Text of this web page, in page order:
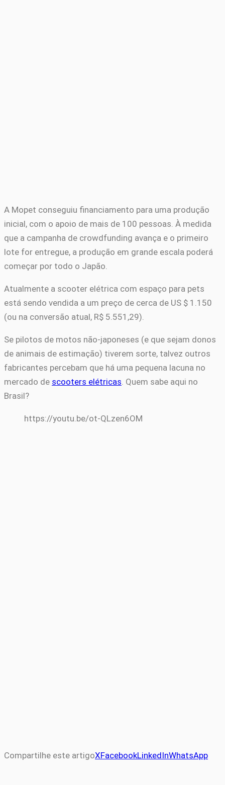
A Mopet conseguiu financiamento para uma produção
inicial, com o apoio de mais de 100 pessoas. À medida
que a campanha de crowdfunding avança e o primeiro
lote for entregue, a produção em grande escala poderá
começar por todo o Japão.
Atualmente a scooter elétrica com espaço para pets
está sendo vendida a um preço de cerca de US $ 1.150
(ou na conversão atual, R$ 5.551,29).
Se pilotos de motos não-japoneses (e que sejam donos
de animais de estimação) tiverem sorte, talvez outros
fabricantes percebam que há uma pequena lacuna no
mercado de scooters elétricas. Quem sabe aqui no
Brasil?
https://youtu.be/ot-QLzen6OM
Compartilhe este artigoXFacebookLinkedInWhatsApp